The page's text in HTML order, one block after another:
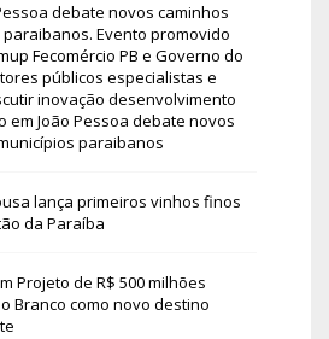
debate novos caminhos
Evento promovido
Fecomércio PB e Governo do
públicos especialistas e
inovação desenvolvimento
em João Pessoa debate novos
paraibanos
lança primeiros vinhos finos
da Paraíba
Projeto de R$ 500 milhões
Branco como novo destino